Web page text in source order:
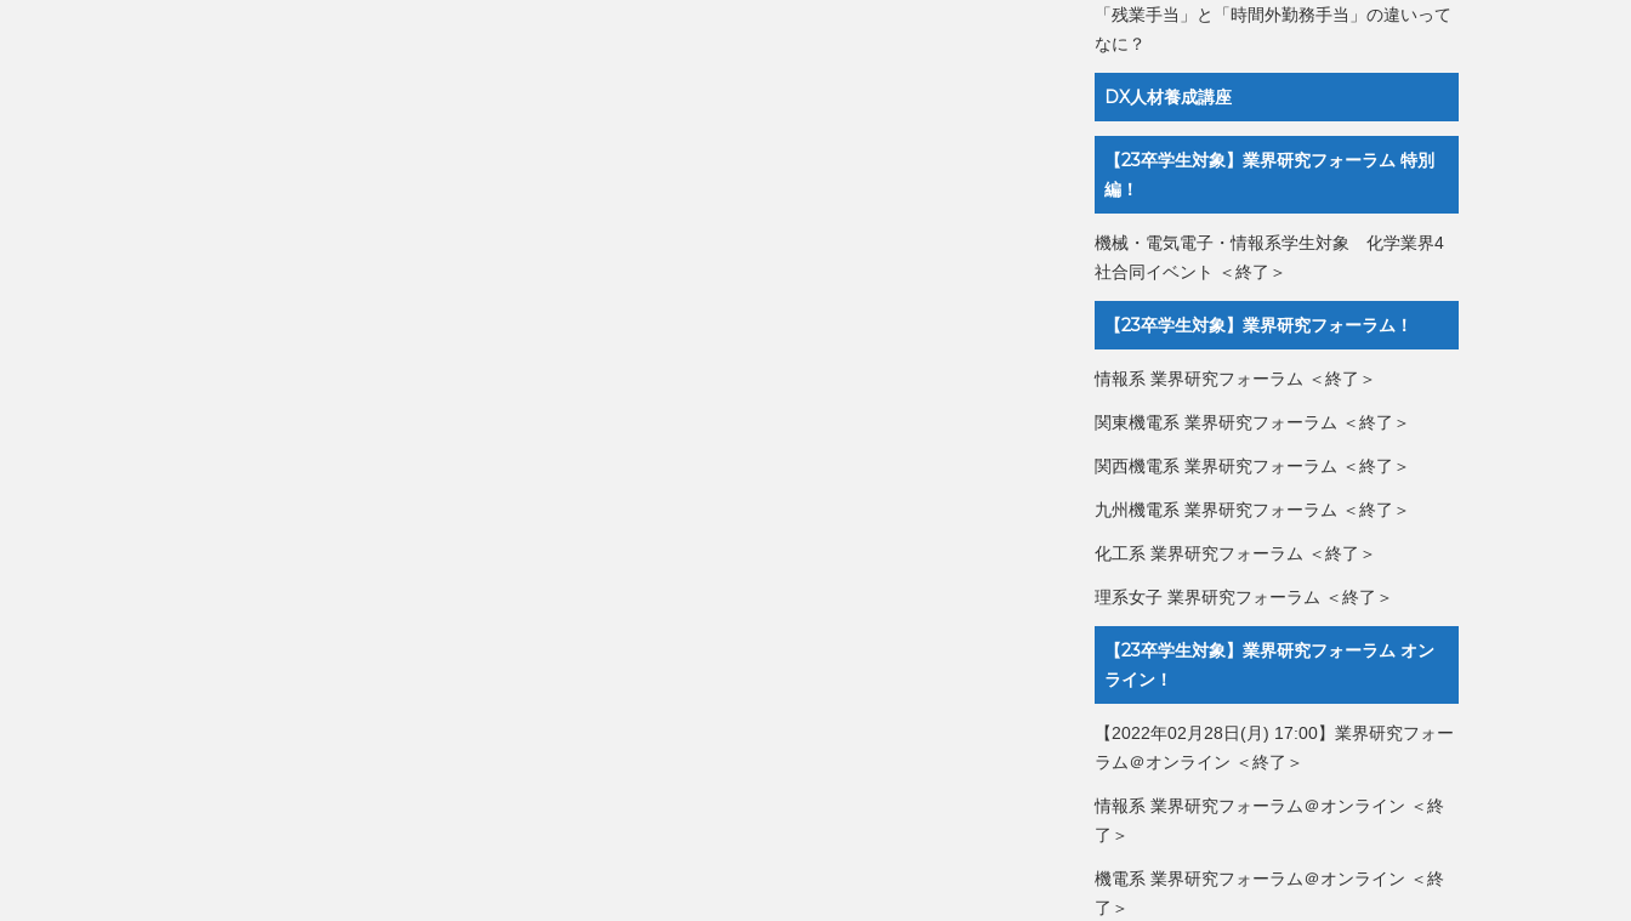
「残業手当」と「時間外勤務手当」の違いって
なに？
DX人材養成講座
【23卒学生対象】業界研究フォーラム 特別
編！
機械・電気電子・情報系学生対象 化学業界4
社合同イベント ＜終了＞
【23卒学生対象】業界研究フォーラム！
情報系 業界研究フォーラム ＜終了＞
関東機電系 業界研究フォーラム ＜終了＞
関西機電系 業界研究フォーラム ＜終了＞
九州機電系 業界研究フォーラム ＜終了＞
化工系 業界研究フォーラム ＜終了＞
理系女子 業界研究フォーラム ＜終了＞
【23卒学生対象】業界研究フォーラム オン
ライン！
【2022年02月28日(月) 17:00】業界研究フォー
ラム＠オンライン ＜終了＞
情報系 業界研究フォーラム＠オンライン ＜終
了＞
機電系 業界研究フォーラム＠オンライン ＜終
了＞